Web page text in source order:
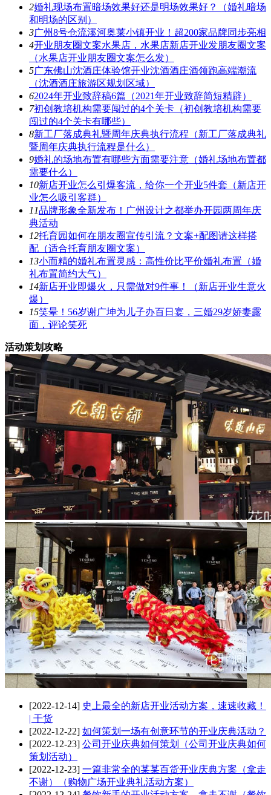
2婚礼现场布置暗场效果好还是明场效果好？（婚礼暗场
和明场的区别）
3广州8号仓流溪河奥莱小镇开业！超200家品牌同步亮相
4开业朋友圈文案水果店，水果店新店开业发朋友圈文案
（水果店开业朋友圈文案怎么发）
5广东佛山沈酒庄体验馆开业沈酒酒庄酒领跑高端潮流
（沈酒酒庄旅游区规划区域）
62024年开业致辞稿6篇（2021年开业致辞简短精辟）
7初创教培机构需要闯过的4个关卡（初创教培机构需要
闯过的4个关卡有哪些）
8新工厂落成典礼暨周年庆典执行流程（新工厂落成典礼
暨周年庆典执行流程是什么）
9婚礼的场地布置有哪些方面需要注意（婚礼场地布置都
需要什么）
10新店开业怎么引爆客流，给你一个开业5件套（新店开
业怎么吸引客群）
11品牌形象全新发布！广州设计之都举办开园两周年庆
典活动
12托育园如何在朋友圈宣传引流？文案+配图请这样搭
配（适合托育朋友圈文案）
13小而精的婚礼布置灵感：高性价比平价婚礼布置（婚
礼布置简约大气）
14新店开业即爆火，只需做对9件事！（新店开业生意火
爆）
15笑晕！56岁谢广坤为儿子办百日宴，三婚29岁娇妻露
面，评论笑死
活动策划攻略
[2022-12-14] 史上最全的新店开业活动方案，速速收藏！
| 干货
[2022-12-22] 如何策划一场有创意环节的开业庆典活动？
[2022-12-23] 公司开业庆典如何策划（公司开业庆典如何
策划活动）
[2022-12-23] 一篇非常全的某某百货开业庆典方案（拿走
不谢）（购物广场开业典礼活动方案）